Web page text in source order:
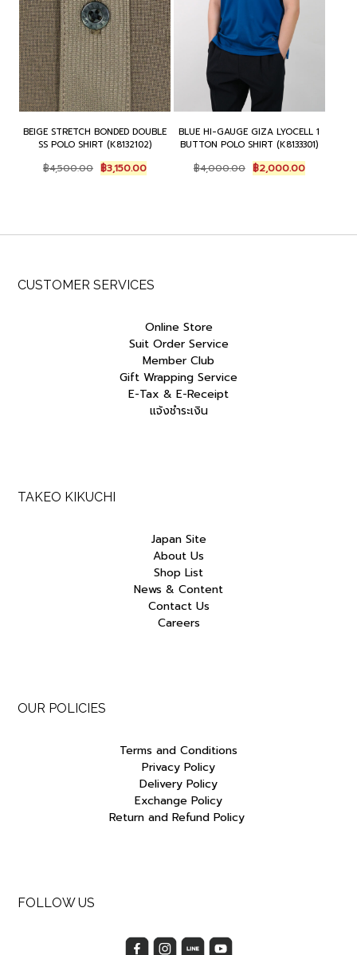
BEIGE STRETCH BONDED DOUBLE
SS POLO SHIRT (K8132102)
฿4,500.00 Original
price
฿3,150.00Current
price
BLUE HI-GAUGE GIZA LYOCELL 1
BUTTON POLO SHIRT (K8133301)
฿4,000.00 Original
price
฿2,000.00Current
price
CUSTOMER SERVICES
Online Store
Suit Order Service
Member Club
Gift Wrapping Service
E-Tax & E-Receipt
แจ้งชำระเงิน
TAKEO KIKUCHI
Japan Site
About Us
Shop List
News & Content
Contact Us
Careers
OUR POLICIES
Terms and Conditions
Privacy Policy
Delivery Policy
Exchange Policy
Return and Refund Policy
FOLLOW US